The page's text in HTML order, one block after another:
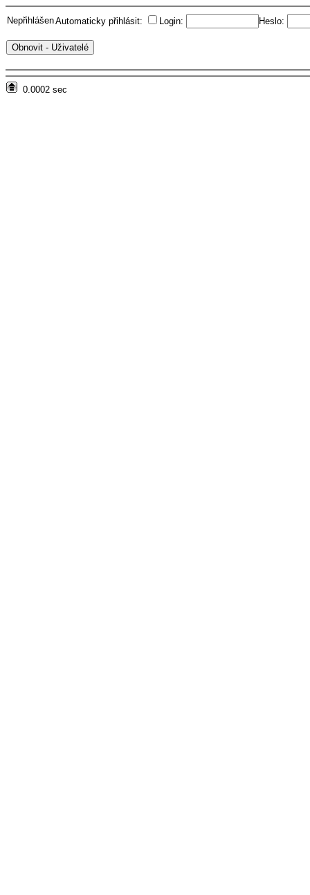
NepřihlášenAutomaticky přihlásit: Login: Heslo:
0.0002 sec